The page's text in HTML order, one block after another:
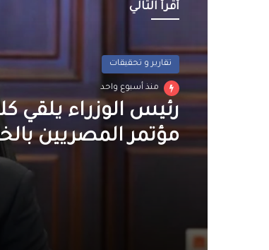
أقرأ التالي
تقارير و تحقيقات
منذ أسبوع واحد
رئيس الوزراء يلقي
عربي و دولي
منذ أسبوع واحد
في اتصال هاتفي..
تطورات حادث
فرنسا مع مصر